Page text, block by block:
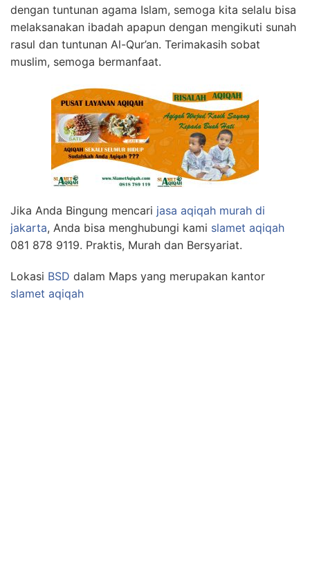
dengan tuntunan agama Islam, semoga kita selalu bisa
melaksanakan ibadah apapun dengan mengikuti sunah
rasul dan tuntunan Al-Qur’an. Terimakasih sobat
muslim, semoga bermanfaat.
Jika Anda Bingung mencari jasa aqiqah murah di
jakarta, Anda bisa menghubungi kami slamet aqiqah
081 878 9119. Praktis, Murah dan Bersyariat.
Lokasi BSD dalam Maps yang merupakan kantor
slamet aqiqah